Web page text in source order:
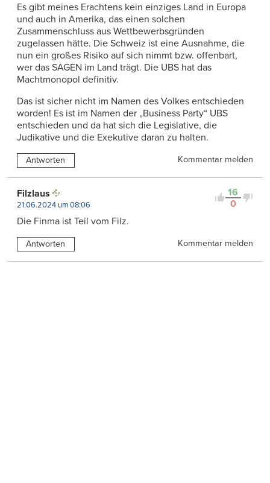
Es gibt meines Erachtens kein einziges Land in Europa
und auch in Amerika, das einen solchen
Zusammenschluss aus Wettbewerbsgründen
zugelassen hätte. Die Schweiz ist eine Ausnahme, die
nun ein großes Risiko auf sich nimmt bzw. offenbart,
wer das SAGEN im Land trägt. Die UBS hat das
Machtmonopol definitiv.
Das ist sicher nicht im Namen des Volkes entschieden
worden! Es ist im Namen der „Business Party“ UBS
entschieden und da hat sich die Legislative, die
Judikative und die Exekutive daran zu halten.
Antworten Kommentar melden
16
0
Filzlaus
21.06.2024 um 08:06
Die Finma ist Teil vom Filz.
Antworten Kommentar melden